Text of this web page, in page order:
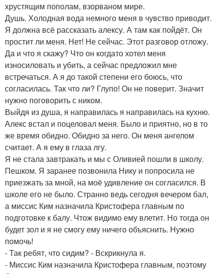
хрустящим пополам, взорваном мире.
Душь. Холодная вода немного меня в чувство приводит.
Я должна всё рассказать алексу. А там как пойдёт. Он
простит ли меня. Нет! Не сейчас. Этот разговор отложу.
Да и что я скажу? Что он когдато хотел меня
износиловать и убить, а сейчас предложил мне
встречаться. А я до такой степени его боюсь, что
согласилась. Так что ли? Глупо! Он не поверит. Значит
нужно поговорить с ником.
Выйдя из душа, я направилась я направилась на кухню.
Алекс встал и поцеловал меня. Было и приятно, но в то
же время обидно. Обидно за него. Он меня ангелом
считает. А я ему в глаза лгу.
Я не стала завтракать и мы с Оливией пошли в школу.
Пешком. Я заранее позвонила Нику и попросила не
приезжать за мной, на моё удивление он согласился. В
школе его не было. Странно ведь сегодня вечером бал,
а миссис Ким назначила Кристофера главным по
подготовке к балу. Чтож видимо ему влетит. Но тогда он
будет зол и я не смогу ему ничего объяснить. Нужно
помочь!
- Так ребят, что сидим? - Вскрикнула я.
- Миссис Ким назначила Кристофера главным, поэтому